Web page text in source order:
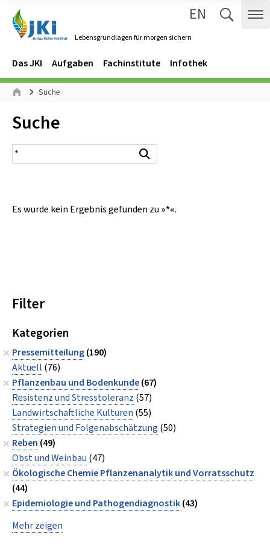
Lebensgrundlagen für morgen sichern
EN
Navigation
Hauptmenü
Das JKI Aufgaben Fachinstitute Infothek
Seitenpfad
Suche
Inhalt:
Suche
Suchergebnis
Es wurde kein Ergebnis gefunden zu »*«.
Filter
Kategorien
Pressemitteilung(190)
Aktuell (76)
Pflanzenbau und Bodenkunde(67)
Resistenz und Stresstoleranz (57)
Landwirtschaftliche Kulturen (55)
Strategien und Folgenabschätzung (50)
Reben (49)
Obst und Weinbau (47)
Ökologische Chemie Pflanzenanalytik und Vorratsschutz
(44)
Epidemiologie und Pathogendiagnostik(43)
Mehr zeigen